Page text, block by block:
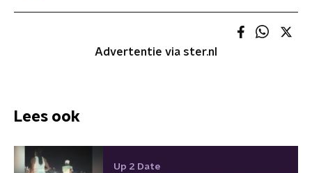
Advertentie via ster.nl
Lees ook
Up 2 Date